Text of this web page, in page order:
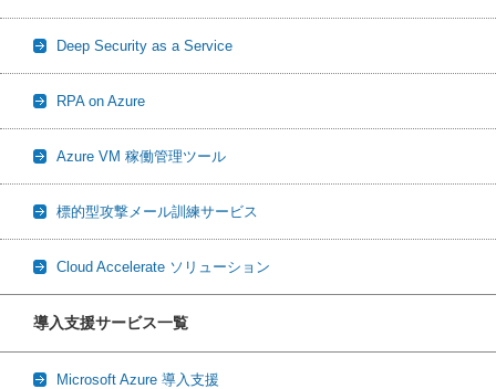
Deep Security as a Service
RPA on Azure
Azure VM 稼働管理ツール
標的型攻撃メール訓練サービス
Cloud Accelerate ソリューション
導入支援サービス一覧
Microsoft Azure 導入支援